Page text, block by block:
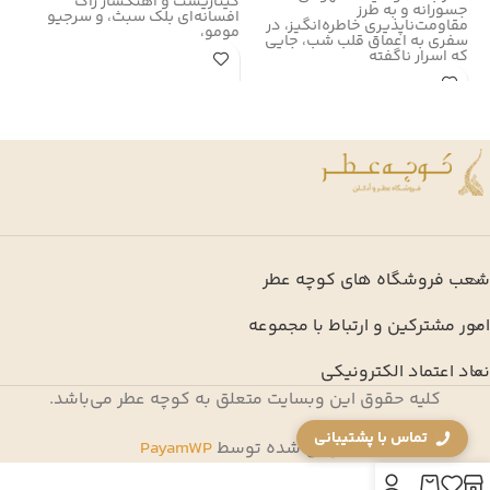
تماس با پشتیبانی
جسورانه و به طرز
مقاومت‌ناپذیری خاطره‌انگیز، در
سفری به اعماق قلب شب، جایی
که اسرار ناگفته
افسانه‌ای بلک سبث، و سرجیو
مومو،
شعب فروشگاه های کوچه عطر
امور مشترکین و ارتباط با مجموعه
نماد اعتماد الکترونیکی
کلیه حقوق این وبسایت متعلق به کوچه عطر می‌باشد.
طراحی شده توسطPayamWP